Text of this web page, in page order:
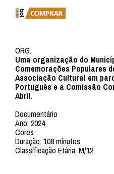
ORG.
Uma organização do
Comemorações Populares
Associação Cultural em
Português e a Comissão
Abril.
Documentário
Ano: 2024
Cores
Duração: 108 minutos
Classificação Etária: M/12